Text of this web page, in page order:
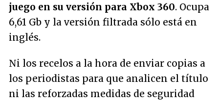
juego en su versión para Xbox 360. Ocupa
6,61 Gb y la versión filtrada sólo está en
inglés.
Ni los recelos a la hora de enviar copias a
los periodistas para que analicen el título
ni las reforzadas medidas de seguridad